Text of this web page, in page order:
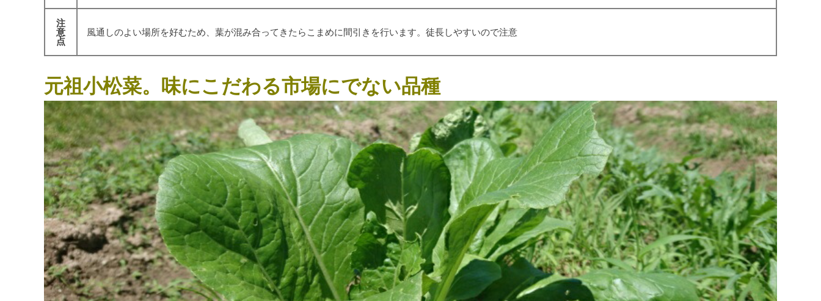
注
意
点
風通しのよい場所を好むため、葉が混み合ってきたらこまめに間引きを行います。徒長しやすいので注意
元祖小松菜。味にこだわる市場にでない品種